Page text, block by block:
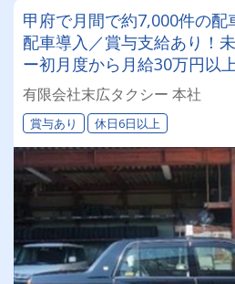
甲府で月間で約7,000件の配
配車導入／賞与支給あり！
ー初月度から月給30万円以
サポート制度も有♪安心して
ます☆
有限会社末広タクシー 本社
賞与あり 休日6日以上